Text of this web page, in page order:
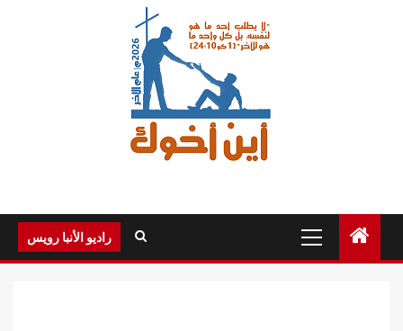
Menu
راديو الأنبا رويس